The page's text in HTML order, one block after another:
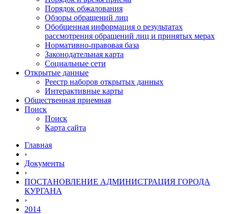
Порядок обжалования
Обзоры обращений лиц
Обобщенная информация о результатах
рассмотрения обращений лиц и принятых мерах
Нормативно-правовая база
Законодательная карта
Социальные сети
Открытые данные
Реестр наборов открытых данных
Интерактивные карты
Общественная приемная
Поиск
Поиск
Карта сайта
Главная
›
Документы
›
ПОСТАНОВЛЕНИЕ АДМИНИСТРАЦИЯ ГОРОДА
КУРГАНА
›
2014